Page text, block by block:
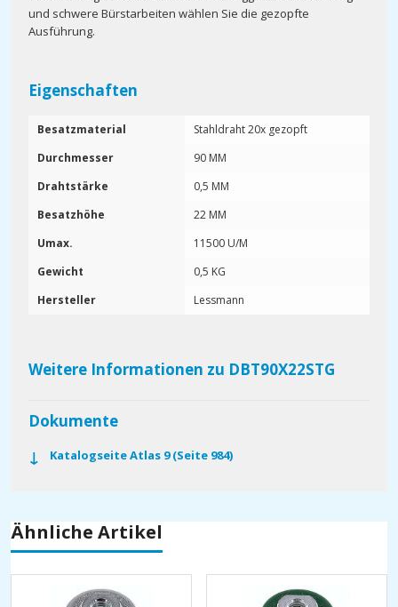
und schwere Bürstarbeiten wählen Sie die gezopfte
Ausführung.
Eigenschaften
Besatzmaterial
Stahldraht 20x gezopft
Durchmesser
90 MM
Drahtstärke
0,5 MM
Besatzhöhe
22 MM
Umax.
11500 U/M
Gewicht
0,5 KG
Hersteller
Lessmann
Weitere Informationen zu DBT90X22STG
Dokumente
Katalogseite Atlas 9 (Seite 984)
Ähnliche Artikel